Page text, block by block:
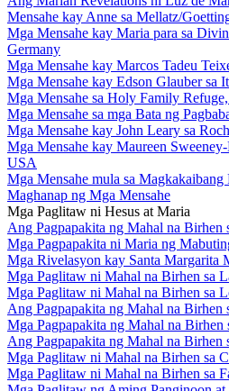
Mensahe kay Anne sa Mellatz/
Mga Mensahe kay Maria para sa
Germany
Mga Mensahe kay Marcos Tadeu
Mga Mensahe kay Edson Glauber sa
Mga Mensahe sa Holy Family
Mga Mensahe sa mga Bata ng
Mga Mensahe kay John Leary sa
Mga Mensahe kay Maureen
USA
Mga Mensahe mula sa Magkakaibang
Maghanap ng Mga Mensahe
Mga Paglitaw ni Hesus at Maria
Ang Pagpapakita ng Mahal na Birhen
Mga Pagpapakita ni Maria ng
Mga Rivelasyon kay Santa Margarita
Mga Paglitaw ni Mahal na Birhen sa
Mga Paglitaw ni Mahal na Birhen sa
Ang Pagpapakita ng Mahal na Birhen
Mga Pagpapakita ng Mahal na Birhen
Ang Pagpapakita ng Mahal na Birhen
Mga Paglitaw ni Mahal na Birhen sa
Mga Paglitaw ni Mahal na Birhen sa